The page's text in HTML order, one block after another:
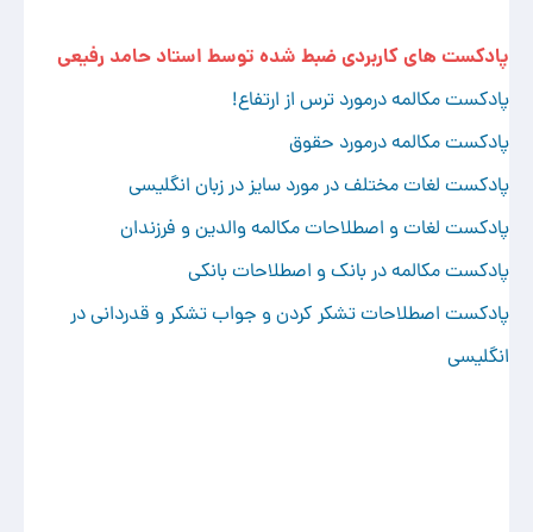
پادکست های کاربردی ضبط شده توسط استاد حامد رفیعی
پادکست مکالمه درمورد ترس از ارتفاع!
پادکست مکالمه درمورد حقوق
پادکست لغات مختلف در مورد سایز در زبان انگلیسی
پادکست لغات و اصطلاحات مکالمه والدین و فرزندان
پادکست مکالمه در بانک و اصطلاحات بانکی
پادکست اصطلاحات تشکر کردن و جواب تشکر و قدردانی در
انگلیسی